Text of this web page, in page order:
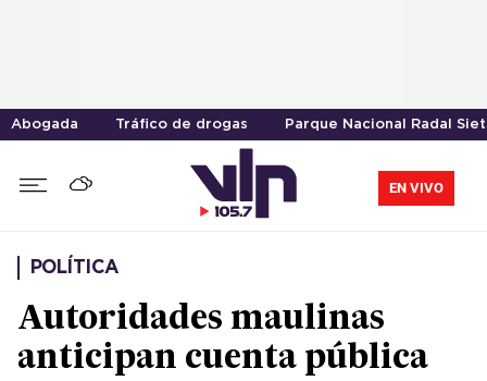
Abogada Tráfico de drogas Parque Nacional Radal
EN VIVO
POLÍTICA
Autoridades maulinas
anticipan cuenta pública